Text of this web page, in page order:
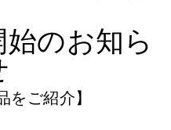
のお知ら
をご紹介】